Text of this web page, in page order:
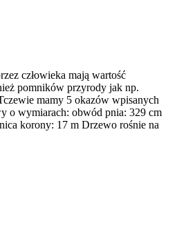
człowieka mają wartość
pomników przyrody jak np.
mamy 5 okazów wpisanych
o wymiarach: obwód pnia: 329 cm
korony: 17 m Drzewo rośnie na